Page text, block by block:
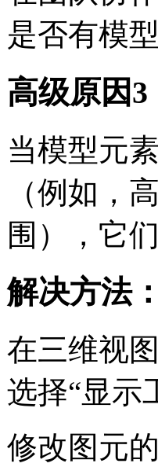
是否有模
高级原因
当模型元
（例如，
围），它
解决方法：
在三维视
选择“显示
修改图元